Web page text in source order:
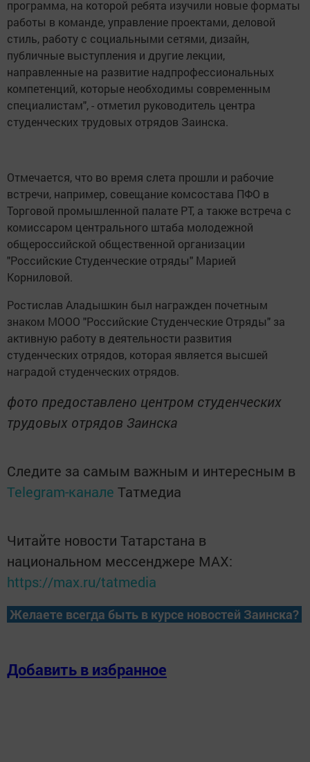
программа, на которой ребята изучили новые форматы
работы в команде, управление проектами, деловой
стиль, работу с социальными сетями, дизайн,
публичные выступления и другие лекции,
направленные на развитие надпрофессиональных
компетенций, которые необходимы современным
специалистам", - отметил руководитель центра
студенческих трудовых отрядов Заинска.
Отмечается, что во время слета прошли и рабочие
встречи, например, совещание комсостава ПФО в
Торговой промышленной палате РТ, а также встреча с
комиссаром центрального штаба молодежной
общероссийской общественной организации
"Российские Студенческие отряды" Марией
Корниловой.
Ростислав Аладышкин был награжден почетным
знаком МООО "Российские Студенческие Отряды" за
активную работу в деятельности развития
студенческих отрядов, которая является высшей
наградой студенческих отрядов.
фото предоставлено центром студенческих
трудовых отрядов Заинска
Следите за самым важным и интересным в
Telegram-канале Татмедиа
Читайте новости Татарстана в
национальном мессенджере MАХ:
https://max.ru/tatmedia
Желаете всегда быть в курсе новостей Заинска?
Добавить в избранное